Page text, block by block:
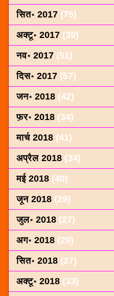
सित॰ 2017 (75)
अक्टू॰ 2017 (39)
नव॰ 2017 (51)
दिस॰ 2017 (57)
जन॰ 2018 (42)
फ़र॰ 2018 (34)
मार्च 2018 (41)
अप्रैल 2018 (34)
मई 2018 (40)
जून 2018 (29)
जुल॰ 2018 (27)
अग॰ 2018 (29)
सित॰ 2018 (27)
अक्टू॰ 2018 (33)